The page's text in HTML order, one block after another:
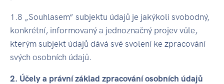
1.8 „Souhlasem“ subjektu údajů je jakýkoli svobodný,
konkrétní, informovaný a jednoznačný projev vůle,
kterým subjekt údajů dává své svolení ke zpracování
svých osobních údajů.
2. Účely a právní základ zpracování osobních údajů